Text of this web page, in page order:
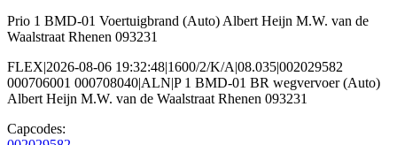
Prio 1 BMD-01 Voertuigbrand (Auto) Albert Heijn M.W. van de
Waalstraat Rhenen 093231
FLEX|2026-08-06 19:32:48|1600/2/K/A|08.035|002029582
000706001 000708040|ALN|P 1 BMD-01 BR wegvervoer (Auto)
Albert Heijn M.W. van de Waalstraat Rhenen 093231
Capcodes: